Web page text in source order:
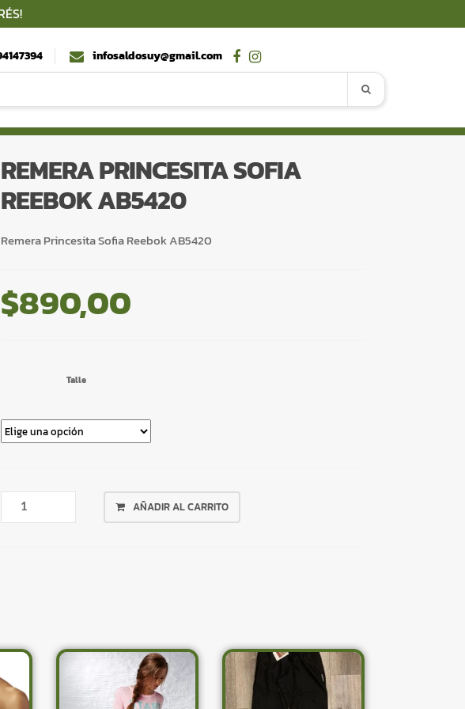
infosaldosuy@gmail.com
REMERA PRINCESITA SOFIA
REEBOK AB5420
Remera Princesita Sofia Reebok AB5420
$890,00
Talle
REMERA
AÑADIR AL CARRITO